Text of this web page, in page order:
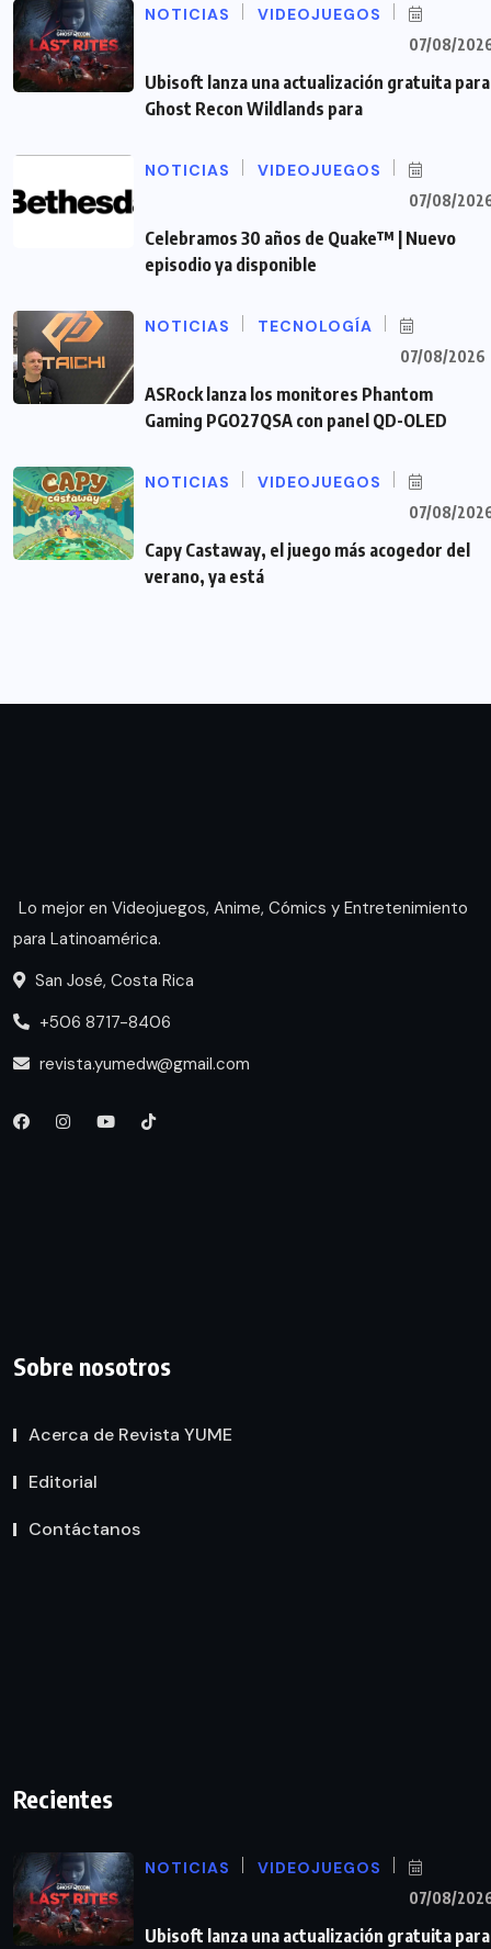
NOTICIAS VIDEOJUEGOS
07/08/
Ubisoft lanza una actualización gratuita para
Ghost Recon Wildlands para
NOTICIAS VIDEOJUEGOS
07/08/
Celebramos 30 años de Quake™ | Nuevo
episodio ya disponible
NOTICIAS TECNOLOGÍA
07/08/2026
ASRock lanza los monitores Phantom
Gaming PGO27QSA con panel QD-OLED
NOTICIAS VIDEOJUEGOS
07/08/
Capy Castaway, el juego más acogedor del
verano, ya está
Lo mejor en Videojuegos, Anime, Cómics y Entretenimiento
para Latinoamérica.
San José, Costa Rica
+506 8717-8406
revista.yumedw@gmail.com
Sobre nosotros
Acerca de Revista YUME
Editorial
Contáctanos
Recientes
NOTICIAS VIDEOJUEGOS
07/08/
Ubisoft lanza una actualización gratuita para